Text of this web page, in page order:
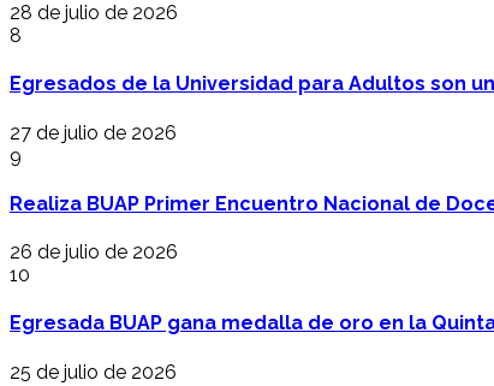
28 de julio de 2026
8
Egresados de la Universidad para Adultos son
27 de julio de 2026
9
Realiza BUAP Primer Encuentro Nacional de
26 de julio de 2026
10
Egresada BUAP gana medalla de oro en la
25 de julio de 2026